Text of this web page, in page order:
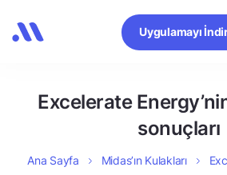
Uygulamayı
Excelerate
sonuçları
Ana Sayfa Midas’ın Kulakları